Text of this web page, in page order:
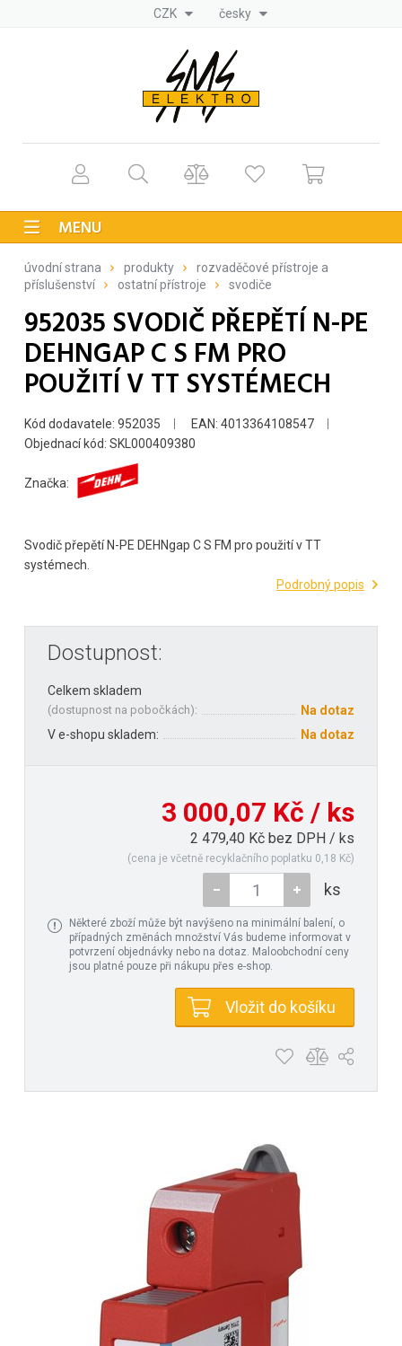
CZK česky
MENU
úvodní strana produkty
rozvaděčové přístroje a
příslušenství
ostatní přístroje svodiče
952035 SVODIČ PŘEPĚTÍ N-PE
DEHNGAP C S FM PRO
POUŽITÍ V TT SYSTÉMECH
Kód dodavatele: 952035
EAN: 4013364108547
Objednací kód: SKL000409380
Značka:
Svodič přepětí N-PE DEHNgap C S FM pro použití v TT
systémech.
Podrobný popis
Dostupnost:
Celkem skladem
(dostupnost na pobočkách):
Na dotaz
V e-shopu skladem:
Na dotaz
3 000,07 Kč / ks
2 479,40 Kč bez DPH / ks
(cena je včetně recyklačního poplatku 0,18 Kč)
ks
Některé zboží může být navýšeno na minimální balení, o
případných změnách množství Vás budeme informovat v
potvrzení objednávky nebo na dotaz. Maloobchodní ceny
jsou platné pouze při nákupu přes e-shop.
Vložit do košíku